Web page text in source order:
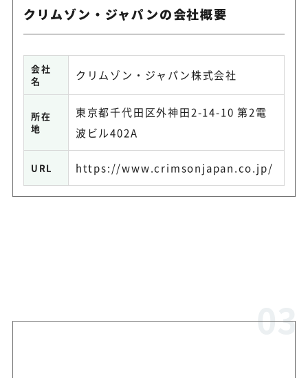
クリムゾン・ジャパンの会社概要
会社
名
クリムゾン・ジャパン株式会社
所在
地
東京都千代田区外神田2-14-10 第2電
波ビル402A
URL https://www.crimsonjapan.co.jp/